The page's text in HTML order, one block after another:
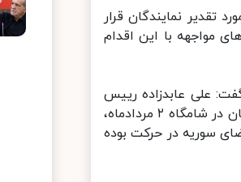
نمایندگان قرار
مواجهه با این اقدام
علی عابدزاده رییس
سازمان هواپیمایی کشوری ضمن مرور بر واقعه رخ داده درباره هواپیمای ماهان در شامگاه ۲ مردادماه،
سوریه در حرکت بوده